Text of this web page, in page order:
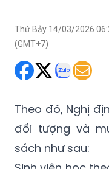
viên, học viên.
Thứ Bảy 14/03/2026
Theo đó, Nghị